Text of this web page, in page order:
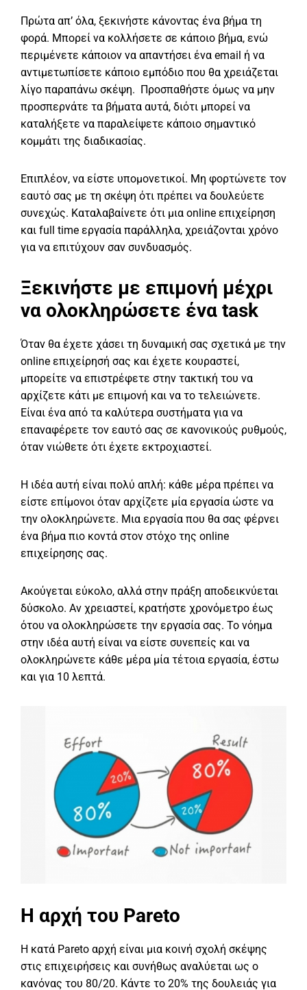
Πρώτα απ’ όλα, ξεκινήστε κάνοντας ένα βήμα τη
φορά. Μπορεί να κολλήσετε σε κάποιο βήμα, ενώ
περιμένετε κάποιον να απαντήσει ένα email ή να
αντιμετωπίσετε κάποιο εμπόδιο που θα χρειάζεται
λίγο παραπάνω σκέψη. Προσπαθήστε όμως να μην
προσπερνάτε τα βήματα αυτά, διότι μπορεί να
καταλήξετε να παραλείψετε κάποιο σημαντικό
κομμάτι της διαδικασίας.
Επιπλέον, να είστε υπομονετικοί. Μη φορτώνετε τον
εαυτό σας με τη σκέψη ότι πρέπει να δουλεύετε
συνεχώς. Καταλαβαίνετε ότι μια online επιχείρηση
και full time εργασία παράλληλα, χρειάζονται χρόνο
για να επιτύχουν σαν συνδυασμός.
Ξεκινήστε με επιμονή μέχρι
να ολοκληρώσετε ένα task
Όταν θα έχετε χάσει τη δυναμική σας σχετικά με την
online επιχείρησή σας και έχετε κουραστεί,
μπορείτε να επιστρέφετε στην τακτική του να
αρχίζετε κάτι με επιμονή και να το τελειώνετε.
Είναι ένα από τα καλύτερα συστήματα για να
επαναφέρετε τον εαυτό σας σε κανονικούς ρυθμούς,
όταν νιώθετε ότι έχετε εκτροχιαστεί.
Η ιδέα αυτή είναι πολύ απλή: κάθε μέρα πρέπει να
είστε επίμονοι όταν αρχίζετε μία εργασία ώστε να
την ολοκληρώνετε. Μια εργασία που θα σας φέρνει
ένα βήμα πιο κοντά στον στόχο της online
επιχείρησης σας.
Ακούγεται εύκολο, αλλά στην πράξη αποδεικνύεται
δύσκολο. Αν χρειαστεί, κρατήστε χρονόμετρο έως
ότου να ολοκληρώσετε την εργασία σας. Το νόημα
στην ιδέα αυτή είναι να είστε συνεπείς και να
ολοκληρώνετε κάθε μέρα μία τέτοια εργασία, έστω
και για 10 λεπτά.
Η αρχή του Pareto
Η κατά Pareto αρχή είναι μια κοινή σχολή σκέψης
στις επιχειρήσεις και συνήθως αναλύεται ως ο
κανόνας του 80/20. Κάντε το 20% της δουλειάς για